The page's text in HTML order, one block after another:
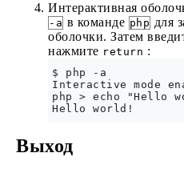
Интерактивная
-a в команде php для
оболочки. Затем
нажмите return :
$ php -a
Interactive mode
php > echo "Hello
Hello world!
Выход